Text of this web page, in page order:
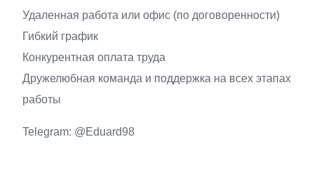
Удаленная работа или офис (по договоренности)
Гибкий график
Конкурентная оплата труда
Дружелюбная команда и поддержка на всех этапах
работы
Telegram: @Eduard98